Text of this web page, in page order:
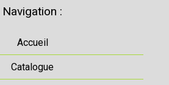
Navigation :
Accueil
Catalogue